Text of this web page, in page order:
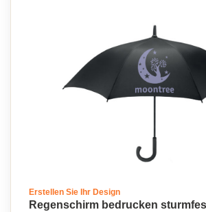
Erstellen Sie Ihr Design
Regenschirm bedrucken